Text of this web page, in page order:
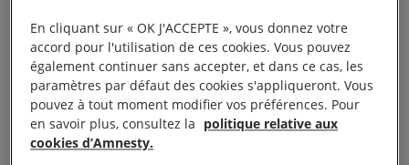
Offrir équitable, solidaire, agir pour les droits
humains
Artisanat Mode, Bijoux, Jeux et Jouets, Déco,
Vannerie, Vaisselle Librairie – Infos assos
En cliquant sur « OK J'ACCEPTE », vous donnez votre
accord pour l'utilisation de ces cookies. Vous pouvez
également continuer sans accepter, et dans ce cas, les
paramètres par défaut des cookies s'appliqueront. Vous
pouvez à tout moment modifier vos préférences. Pour
en savoir plus, consultez la politique relative aux
cookies d’Amnesty.